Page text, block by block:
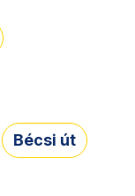
Bécsi út